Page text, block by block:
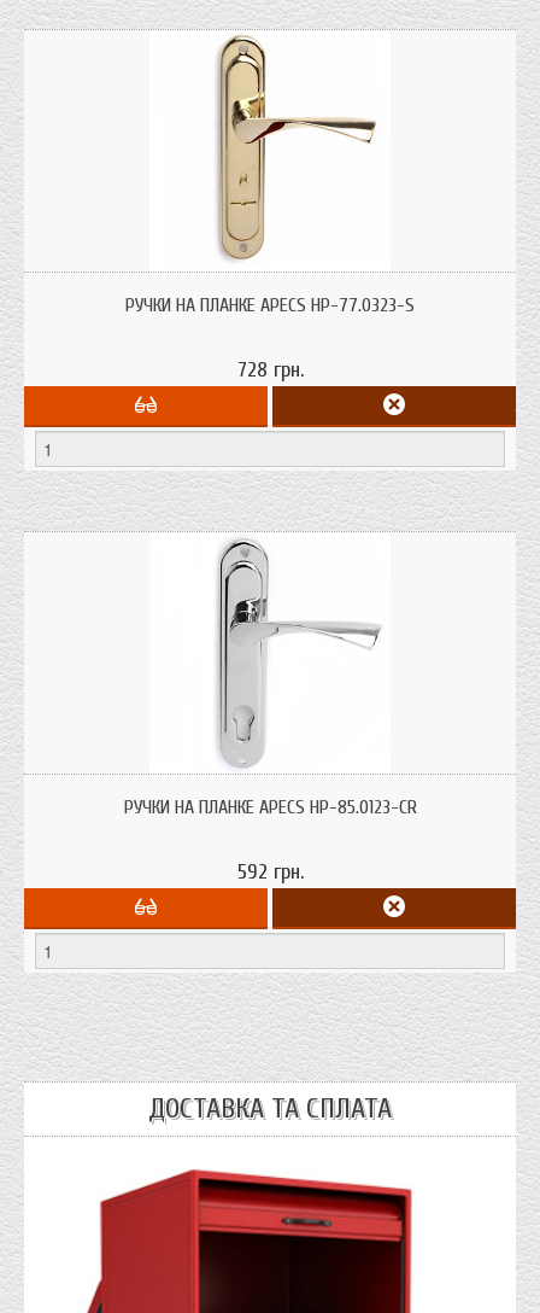
расстоянием 77 мм (для замков Гардиан 1011 и 3011)
РУЧКИ НА ПЛАНКЕ APECS HP-77.0323-S
728 грн.
расстоянием 85 мм.РУЧКИ НА ПЛАНКЕ APECS HP-85.0123-CR
592 грн.
ДОСТАВКА ТА СПЛАТА